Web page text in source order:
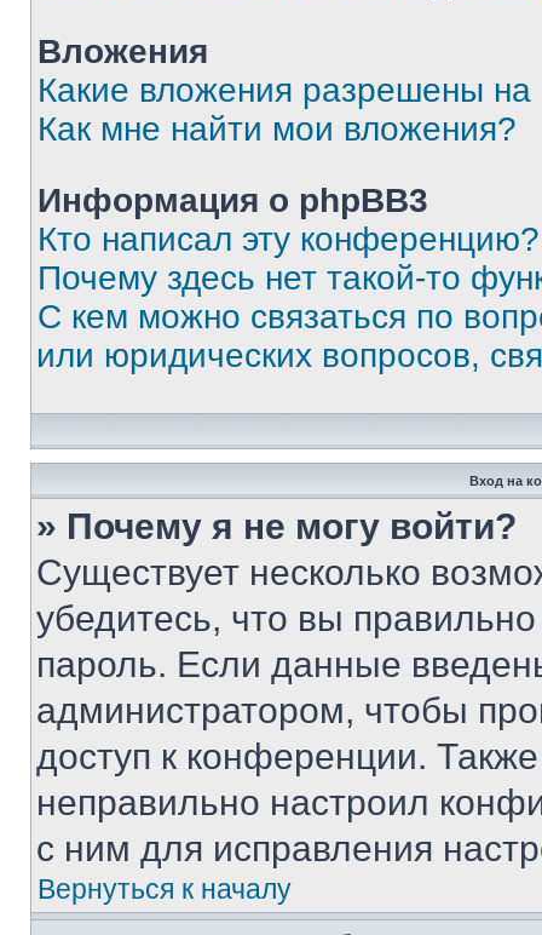
Вложения
Какие вложения разрешены
Как мне найти мои вложения?
Информация о phpBB3
Кто написал эту конференцию?
Почему здесь нет такой-то
С кем можно связаться по
или юридических вопросов,
Вход на
» Почему я не могу войти?
Существует несколько
убедитесь, что вы
пароль. Если данные
администратором, чтобы
доступ к конференции.
неправильно настроил
с ним для исправления
Вернуться к началу